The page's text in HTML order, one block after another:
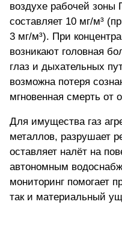
воздухе рабочей
составляет 10 мг/м³
3 мг/м³). При
возникают головная
глаз и дыхательных
возможна потеря
мгновенная смерть от
Для имущества газ
металлов, разрушает
оставляет налёт на
автономным
мониторинг помогает
так и материальный